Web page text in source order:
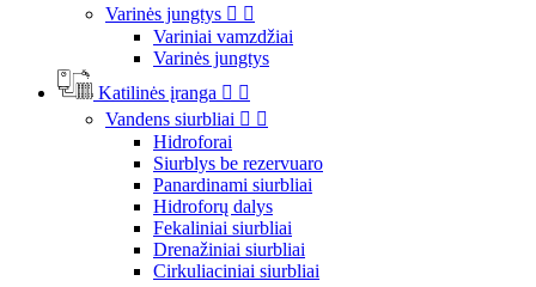
Varinės jungtys  
Variniai vamzdžiai
Varinės jungtys
Katilinės įranga  
Vandens siurbliai  
Hidroforai
Siurblys be rezervuaro
Panardinami siurbliai
Hidroforų dalys
Fekaliniai siurbliai
Drenažiniai siurbliai
Cirkuliaciniai siurbliai